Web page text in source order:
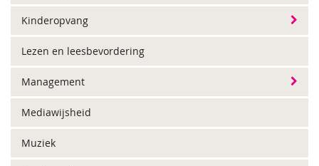
Kinderopvang
Lezen en leesbevordering
Management
Mediawijsheid
Muziek